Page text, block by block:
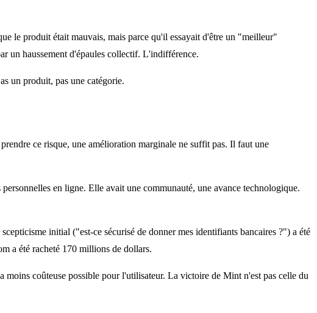
le produit était mauvais, mais parce qu'il essayait d'être un "meilleur"
un haussement d'épaules collectif. L'indifférence.
un produit, pas une catégorie.
ce risque, une amélioration marginale ne suffit pas. Il faut une
en ligne. Elle avait une communauté, une avance technologique.
initial ("est-ce sécurisé de donner mes identifiants bancaires ?") a été
a été racheté 170 millions de dollars.
coûteuse possible pour l'utilisateur. La victoire de Mint n'est pas celle du